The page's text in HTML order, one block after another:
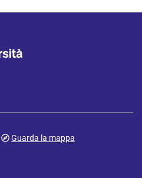
Guarda la mappa